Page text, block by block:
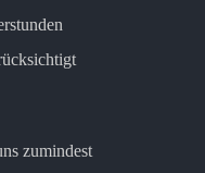
zumindest